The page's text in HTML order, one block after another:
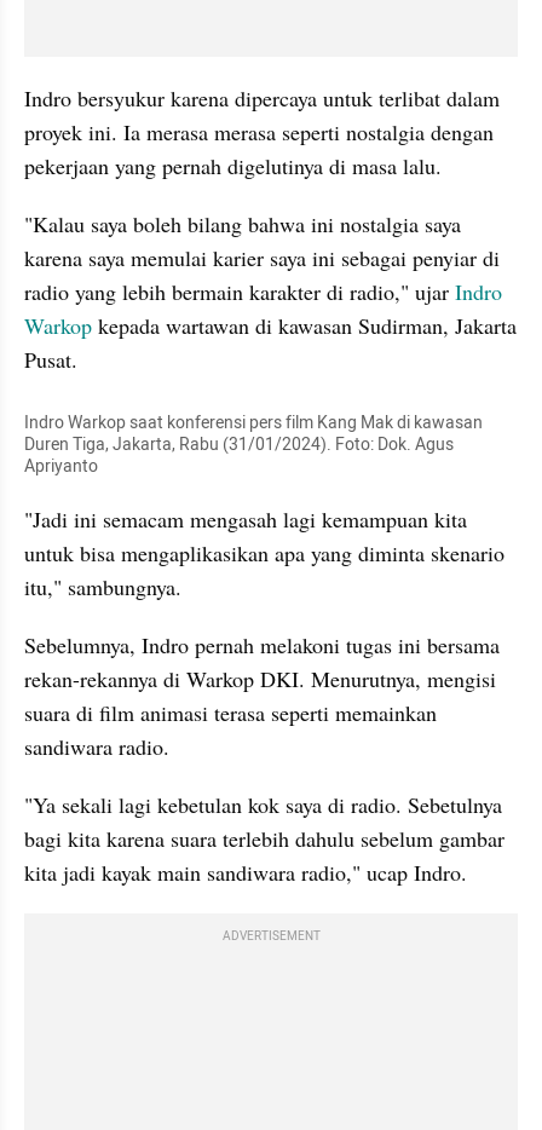
Indro bersyukur karena dipercaya untuk terlibat dalam
proyek ini. Ia merasa merasa seperti nostalgia dengan
pekerjaan yang pernah digelutinya di masa lalu.
"Kalau saya boleh bilang bahwa ini nostalgia saya
karena saya memulai karier saya ini sebagai penyiar di
radio yang lebih bermain karakter di radio," ujar Indro
Warkop kepada wartawan di kawasan Sudirman, Jakarta
Pusat.
Indro Warkop saat konferensi pers film Kang Mak di kawasan
Duren Tiga, Jakarta, Rabu (31/01/2024). Foto: Dok. Agus
Apriyanto
"Jadi ini semacam mengasah lagi kemampuan kita
untuk bisa mengaplikasikan apa yang diminta skenario
itu," sambungnya.
Sebelumnya, Indro pernah melakoni tugas ini bersama
rekan-rekannya di Warkop DKI. Menurutnya, mengisi
suara di film animasi terasa seperti memainkan
sandiwara radio.
"Ya sekali lagi kebetulan kok saya di radio. Sebetulnya
bagi kita karena suara terlebih dahulu sebelum gambar
kita jadi kayak main sandiwara radio," ucap Indro.
ADVERTISEMENT